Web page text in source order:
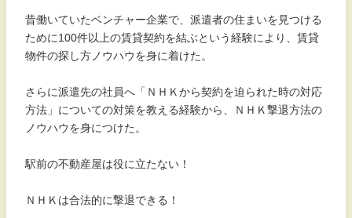
昔働いていたベンチャー企業で、派遣者の住まいを見つける
ために100件以上の賃貸契約を結ぶという経験により、賃貸
物件の探し方ノウハウを身に着けた。
さらに派遣先の社員へ「ＮＨＫから契約を迫られた時の対応
方法」についての対策を教える経験から、ＮＨＫ撃退方法の
ノウハウを身につけた。
駅前の不動産屋は役に立たない！
ＮＨＫは合法的に撃退できる！